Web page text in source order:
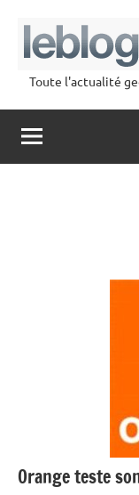
contenu
Toute l'actualité
Orange teste